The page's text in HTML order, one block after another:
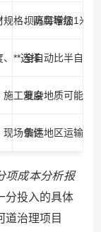
规格、防腐等级
坝高每增加1米
、**选择全自动比半自动
施工难度复杂地质可能使
现场条件偏远地区运输成
项成本分析报
分投入的具体
道治理项目